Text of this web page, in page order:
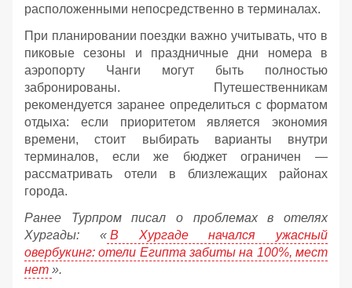
расположенными непосредственно в терминалах.
При планировании поездки важно учитывать, что в
пиковые сезоны и праздничные дни номера в
аэропорту Чанги могут быть полностью
забронированы. Путешественникам
рекомендуется заранее определиться с форматом
отдыха: если приоритетом является экономия
времени, стоит выбирать варианты внутри
терминалов, если же бюджет ограничен —
рассматривать отели в близлежащих районах
города.
Ранее Турпром писал о проблемах в отелях
Хургады: « В Хургаде начался ужасный
овербукинг: отели Египта забиты на 100%, мест
нет ».